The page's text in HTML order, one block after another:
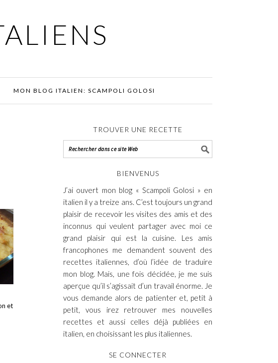
MON BLOG ITALIEN: SCAMPOLI GOLOSI
et
TROUVER UNE RECETTE
BIENVENUS
J’ai ouvert mon blog « Scampoli Golosi » en
italien il y a treize ans. C’est toujours un grand
plaisir de recevoir les visites des amis et des
inconnus qui veulent partager avec moi ce
grand plaisir qui est la cuisine. Les amis
francophones me demandent souvent des
recettes italiennes, d’où l’idée de traduire
mon blog. Mais, une fois décidée, je me suis
aperçue qu’il s’agissait d’un travail énorme. Je
vous demande alors de patienter et, petit à
petit, vous irez retrouver mes nouvelles
recettes et aussi celles déjà publiées en
italien, en choisissant les plus italiennes.
SE CONNECTER